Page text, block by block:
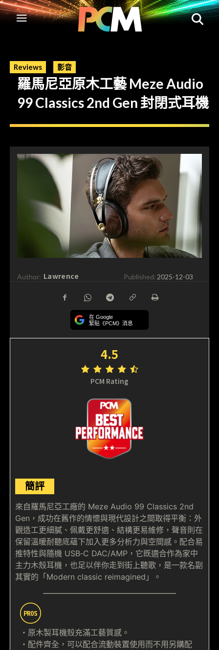
Reviews 影音
羅馬尼亞原木工藝 Meze Audio
99 Classics 2nd Gen 封閉式耳機
Author: Lawrence Published: 2025-12-03
在 Google
緊貼《PCM》消息
4.5
PCM Rating
簡評
來自羅馬尼亞工廠的 Meze Audio 99 Classics 2nd
Gen，成功在舊作的情懷與現代設計之間取得平衡：外
觀造工更細膩、佩戴更舒適、結構更易維修，聲音則在
保留溫暖耐聽底蘊下加入更多分析力與空間感。配合易
推特性與隨機 USB‑C DAC/AMP，它既適合作為家中
主力木殼耳機，也足以伴你走到街上聽歌，是一款名副
其實的「Modern classic reimagined」。
・原木製耳機殼充滿工藝質感。
・配件齊全，可以配合流動裝置使用而不用另購配